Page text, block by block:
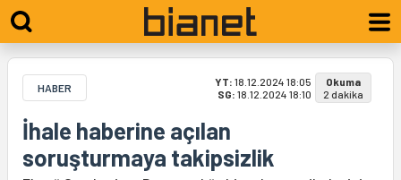
HABER YT: 18.12.2024 18:05
SG: 18.12.2024 18:10
Okuma
2 dakika
İhale haberine açılan
soruşturmaya takipsizlik